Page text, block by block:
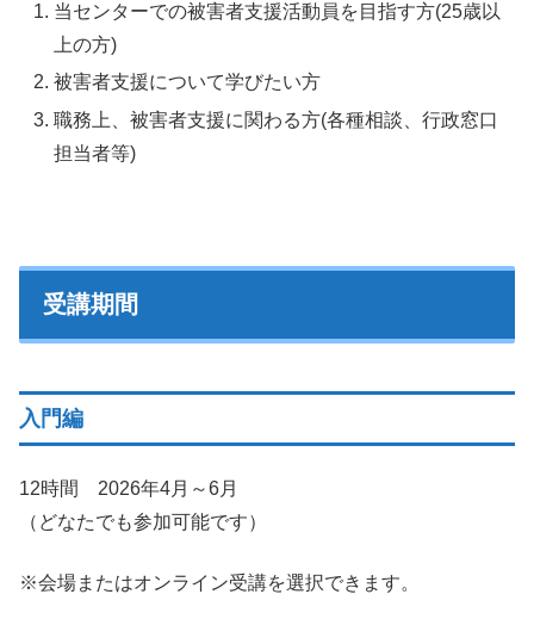
当センターでの被害者支援活動員を目指す方(25歳以
上の方)
被害者支援について学びたい方
職務上、被害者支援に関わる方(各種相談、行政窓口
担当者等)
受講期間
入門編
12時間 2026年4月～6月
（どなたでも参加可能です）
※会場またはオンライン受講を選択できます。